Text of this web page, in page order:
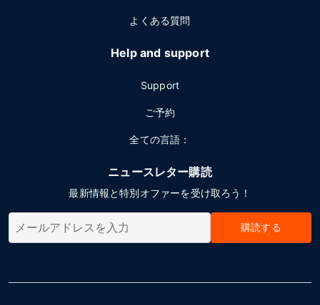
よくある質問
Help and support
Support
ご予約
全ての言語：
ニュースレター購読
最新情報と特別オファーを受け取ろう！
購読する